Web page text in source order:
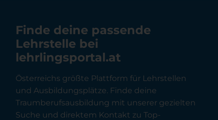
Finde deine passende
Lehrstelle bei
lehrlingsportal.at
Österreichs größte Plattform für Lehrstellen
und Ausbildungsplätze. Finde deine
Traumberufsausbildung mit unserer gezielten
Suche und direktem Kontakt zu Top-